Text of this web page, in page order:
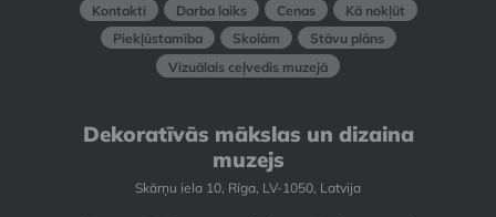
Kontakti Darba laiks Cenas
Kā nokļūt
Piekļūstamība
Skolām
Stāvu plāns
Vizuālais ceļvedis muzejā
Dekoratīvās mākslas un dizaina
muzejs
Skārņu iela 10, Rīga, LV-1050, Latvija